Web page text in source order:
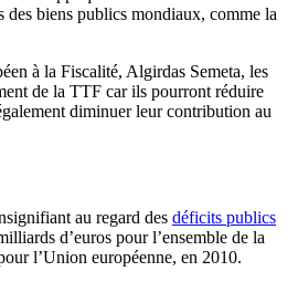
des biens publics mondiaux, comme la
à la Fiscalité, Algirdas Semeta, les
de la TTF car ils pourront réduire
diminuer leur contribution au
au regard des déficits publics
d’euros pour l’ensemble de la
l’Union européenne, en 2010.